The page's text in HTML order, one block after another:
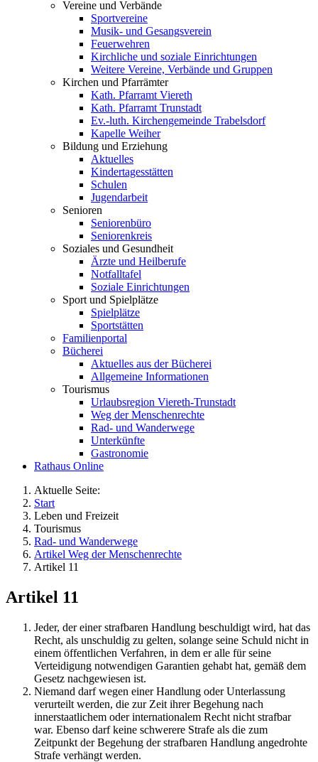
Vereine und Verbände
Sportvereine
Musik- und Gesangsverein
Feuerwehren
Kirchliche und soziale Einrichtungen
Weitere Vereine, Verbände und Gruppen
Kirchen und Pfarrämter
Kath. Pfarramt Viereth
Kath. Pfarramt Trunstadt
Ev.-luth. Kirchengemeinde Trabelsdorf
Kapelle Weiher
Bildung und Erziehung
Aktuelles
Kindertagesstätten
Schulen
Jugendarbeit
Senioren
Seniorenbüro
Seniorenkreis
Soziales und Gesundheit
Ärzte und Heilberufe
Notfalltafel
Soziale Einrichtungen
Sport und Spielplätze
Spielplätze
Sportstätten
Familienportal
Bücherei
Aktuelles aus der Bücherei
Allgemeine Informationen
Tourismus
Urlaubsregion Viereth-Trunstadt
Weg der Menschenrechte
Rad- und Wanderwege
Unterkünfte
Gastronomie
Rathaus Online
Aktuelle Seite:
Start
Leben und Freizeit
Tourismus
Rad- und Wanderwege
Artikel Weg der Menschenrechte
Artikel 11
Artikel 11
Jeder, der einer strafbaren Handlung beschuldigt wird, hat das
Recht, als unschuldig zu gelten, solange seine Schuld nicht in
einem öffentlichen Verfahren, in dem er alle für seine
Verteidigung notwendigen Garantien gehabt hat, gemäß dem
Gesetz nachgewiesen ist.
Niemand darf wegen einer Handlung oder Unterlassung
verurteilt werden, die zur Zeit ihrer Begehung nach
innerstaatlichem oder internationalem Recht nicht strafbar
war. Ebenso darf keine schwerere Strafe als die zum
Zeitpunkt der Begehung der strafbaren Handlung angedrohte
Strafe verhängt werden.